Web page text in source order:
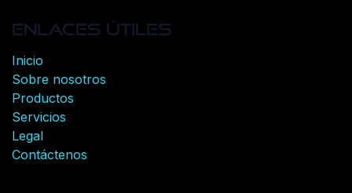
Enlaces útiles
Inicio
Sobre nosotros
Productos
Servicios
Legal
Contáctenos